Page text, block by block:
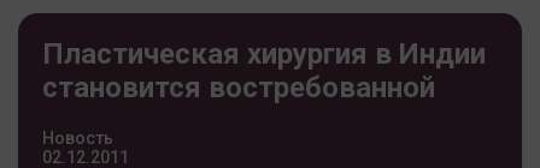
Пластическая хирургия в Индии
становится востребованной
Новость
02.12.2011